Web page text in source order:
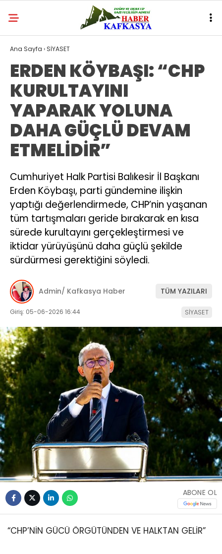
Ana Sayfa › SİYASET
ERDEN KÖYBAŞI: “CHP
KURULTAYINI
YAPARAK YOLUNA
DAHA GÜÇLÜ DEVAM
ETMELİDİR”
Cumhuriyet Halk Partisi Balıkesir İl Başkanı
Erden Köybaşı, parti gündemine ilişkin
yaptığı değerlendirmede, CHP’nin yaşanan
tüm tartışmaları geride bırakarak en kısa
sürede kurultayını gerçekleştirmesi ve
iktidar yürüyüşünü daha güçlü şekilde
sürdürmesi gerektiğini söyledi.
Admin/ Kafkasya Haber TÜM YAZILARI
Giriş: 05-06-2026 16:44 SİYASET
ABONE OL
“CHP’NİN GÜCÜ ÖRGÜTÜNDEN VE HALKTAN GELİR”